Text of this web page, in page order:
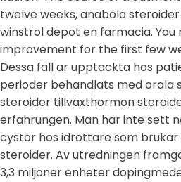
twelve weeks, anabola
winstrol depot en farmacia.
improvement for the first few
Dessa fall ar upptackta hos
perioder behandlats med orala
steroider tillväxthormon
erfahrungen. Man har inte sett
cystor hos idrottare som brukar
steroider. Av utredningen
3,3 miljoner enheter